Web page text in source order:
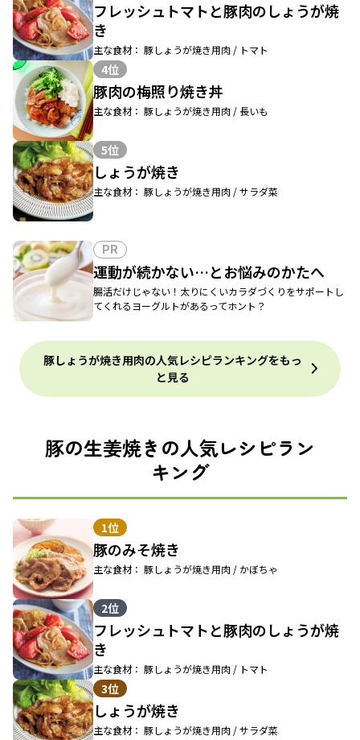
フレッシュトマトと豚肉のしょうが焼
き
主な食材： 豚しょうが焼き用肉 / トマト
4位
豚肉の梅照り焼き丼
主な食材： 豚しょうが焼き用肉 / 長いも
5位
しょうが焼き
主な食材： 豚しょうが焼き用肉 / サラダ菜
PR
運動が続かない…とお悩みのかたへ
腸活だけじゃない！太りにくいカラダづくりをサポートし
てくれるヨーグルトがあるってホント？
豚しょうが焼き用肉の人気レシピランキングをもっ
と見る
豚の生姜焼きの人気レシピラン
キング
1位
豚のみそ焼き
主な食材： 豚しょうが焼き用肉 / かぼちゃ
2位
フレッシュトマトと豚肉のしょうが焼
き
主な食材： 豚しょうが焼き用肉 / トマト
3位
しょうが焼き
主な食材： 豚しょうが焼き用肉 / サラダ菜